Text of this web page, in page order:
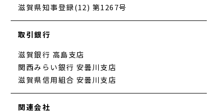
滋賀県知事登録(12) 第1267号
取引銀行
滋賀銀行 高島支店
関西みらい銀行 安曇川支店
滋賀県信用組合 安曇川支店
関連会社